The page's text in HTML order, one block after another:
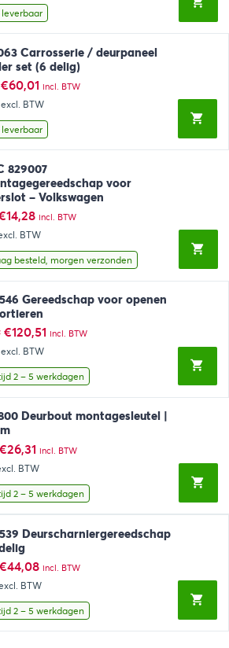
€32,67.
Carrosserie / deurpaneel
set (6 delig)
Oorspronkelijke
prijs
was:
€65,95.
€60,01Huidige
prijs
is:
€60,01.
incl. BTW
excl. BTW
829007
voor
– Volkswagen
prijs
14,28Huidige
prijs
is:
€14,28.
incl. BTW
BTW
besteld, morgen verzonden
Gereedschap voor openen
Oorspronkelijke
prijs
was:
€158,57.
€120,51Huidige
€120,51.
incl. BTW
excl. BTW
2 – 5 werkdagen
Deurbout montagesleutel |
Oorspronkelijke
prijs
€26,31Huidige
prijs
is:
€26,31.
incl. BTW
BTW
2 – 5 werkdagen
Deurscharniergereedschap
Oorspronkelijke
prijs
€44,08Huidige
prijs
is:
€44,08.
incl. BTW
BTW
2 – 5 werkdagen